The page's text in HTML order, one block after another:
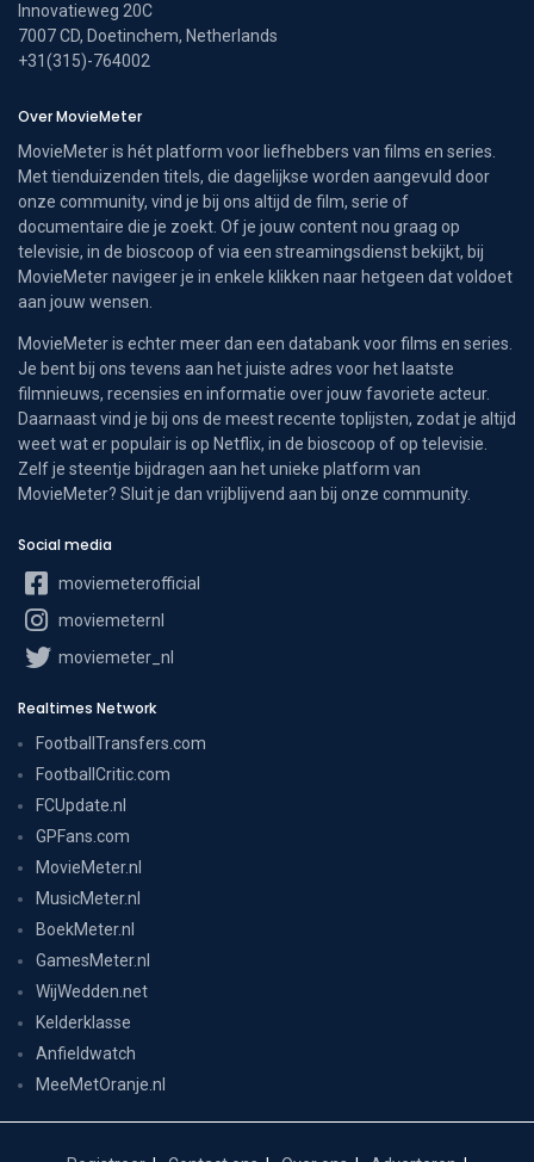
Innovatieweg 20C
7007 CD, Doetinchem, Netherlands
+31(315)-764002
Over MovieMeter
MovieMeter is hét platform voor liefhebbers van films en series.
Met tienduizenden titels, die dagelijkse worden aangevuld door
onze community, vind je bij ons altijd de film, serie of
documentaire die je zoekt. Of je jouw content nou graag op
televisie, in de bioscoop of via een streamingsdienst bekijkt, bij
MovieMeter navigeer je in enkele klikken naar hetgeen dat voldoet
aan jouw wensen.
MovieMeter is echter meer dan een databank voor films en series.
Je bent bij ons tevens aan het juiste adres voor het laatste
filmnieuws, recensies en informatie over jouw favoriete acteur.
Daarnaast vind je bij ons de meest recente toplijsten, zodat je altijd
weet wat er populair is op Netflix, in de bioscoop of op televisie.
Zelf je steentje bijdragen aan het unieke platform van
MovieMeter? Sluit je dan vrijblijvend aan bij onze community.
Social media
moviemeterofficial
moviemeternl
moviemeter_nl
Realtimes Network
FootballTransfers.com
FootballCritic.com
FCUpdate.nl
GPFans.com
MovieMeter.nl
MusicMeter.nl
BoekMeter.nl
GamesMeter.nl
WijWedden.net
Kelderklasse
Anfieldwatch
MeeMetOranje.nl